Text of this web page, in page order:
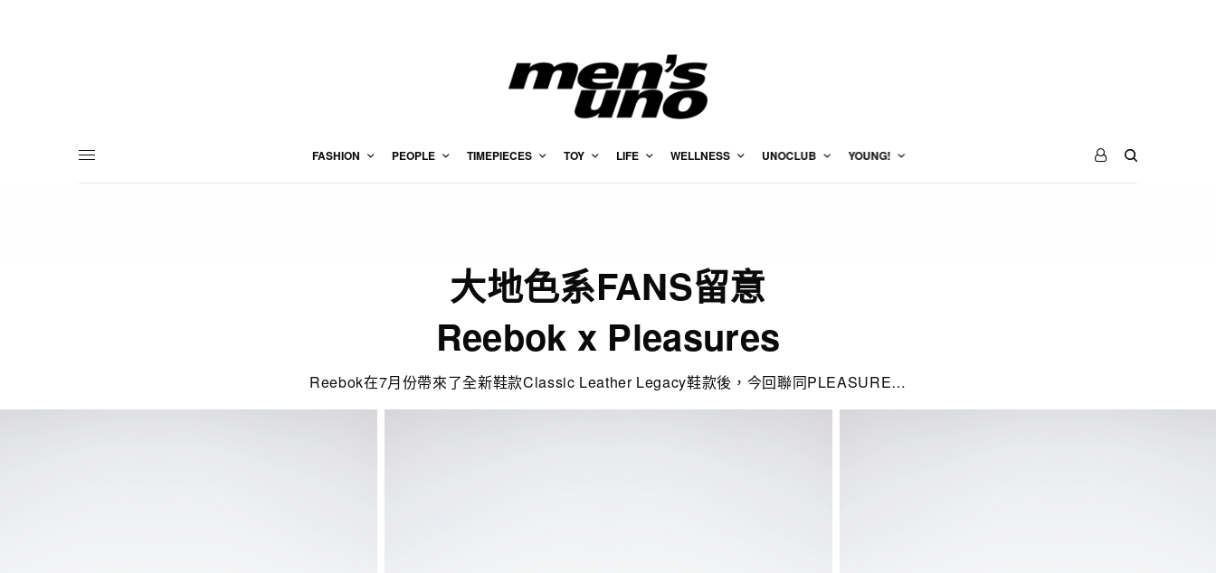
FASHION PEOPLE TIMEPIECES TOY LIFE WELLNESS UNOCLUB YOUNG!
大地色系FANS留意
Reebok x Pleasures
Reebok在7月份帶來了全新鞋款Classic Leather Legacy鞋款後，今回聯同PLEASURE…